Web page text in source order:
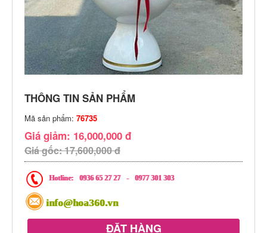
THÔNG TIN SẢN PHẨM
Mã sản phẩm: 76735
Giá giảm: 16,000,000 đ
Giá gốc: 17,600,000 đ
Hotline: 0936 65 27 27 - 0977 301 303
info@hoa360.vn
ĐẶT HÀNG